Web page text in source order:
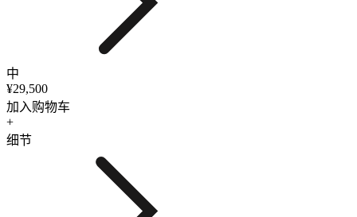
中
¥29,500
加入购物车
+
细节